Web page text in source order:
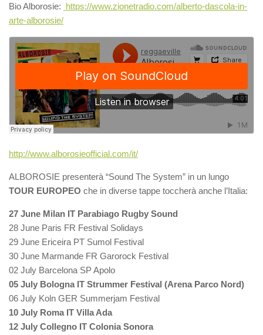
Bio Alborosie: https://www.zionetradio.com/alberto-dascola-in-
arte-alborosie/
http://www.alborosieofficial.com/it/
ALBOROSIE presenterà “Sound The System” in un lungo
TOUR EUROPEO che in diverse tappe toccherà anche l’Italia:
27 June Milan IT Parabiago Rugby Sound
28 June Paris FR Festival Solidays
29 June Ericeira PT Sumol Festival
30 June Marmande FR Garorock Festival
02 July Barcelona SP Apolo
05 July Bologna IT Strummer Festival (Arena Parco Nord)
06 July Koln GER Summerjam Festival
10 July Roma IT Villa Ada
12 July Collegno IT Colonia Sonora